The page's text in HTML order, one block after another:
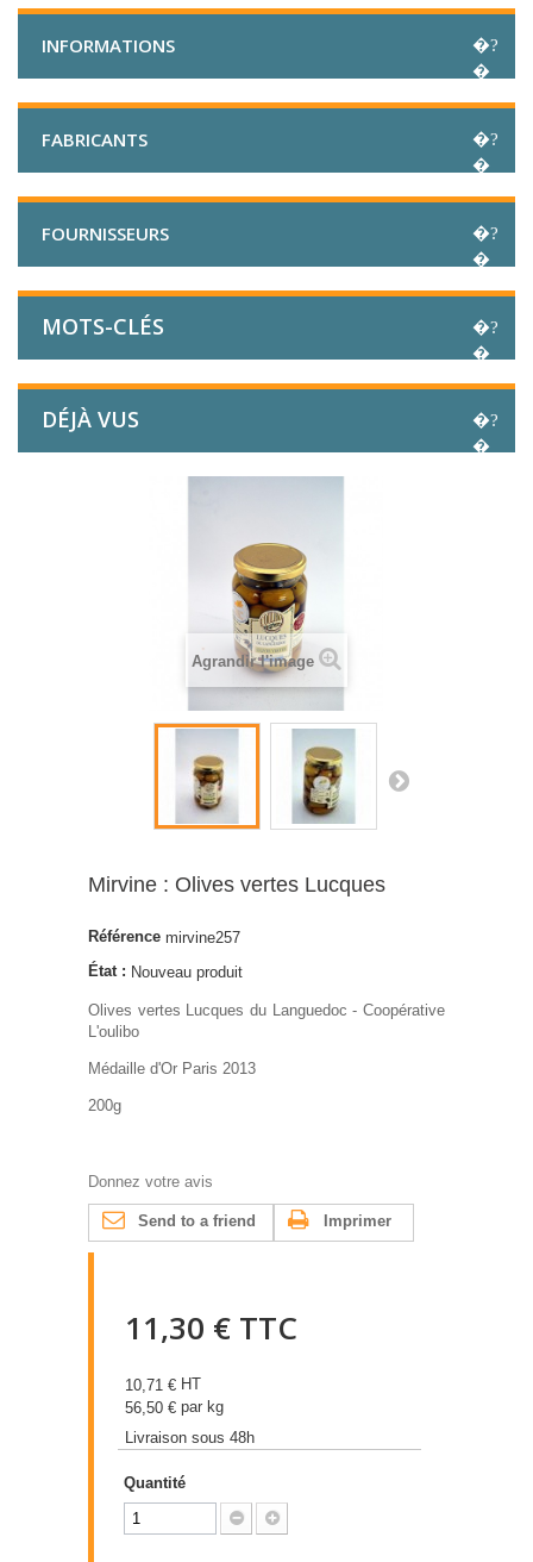
INFORMATIONS
FABRICANTS
FOURNISSEURS
MOTS-CLÉS
DÉJÀ VUS
Agrandir l'image
Mirvine : Olives vertes Lucques
Référence mirvine257
État : Nouveau produit
Olives vertes Lucques du Languedoc - Coopérative
L'oulibo
Médaille d'Or Paris 2013
200g
Donnez votre avis
Send to a friend Imprimer
11,30 € TTC
10,71 € HT
56,50 € par kg
Livraison sous 48h
Quantité